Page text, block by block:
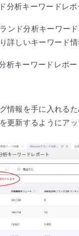
分析キーワードレ
ド分析キーワー
詳しいキーワード情
キーワードレポ
情報を手に入れる
更新するようにアッ